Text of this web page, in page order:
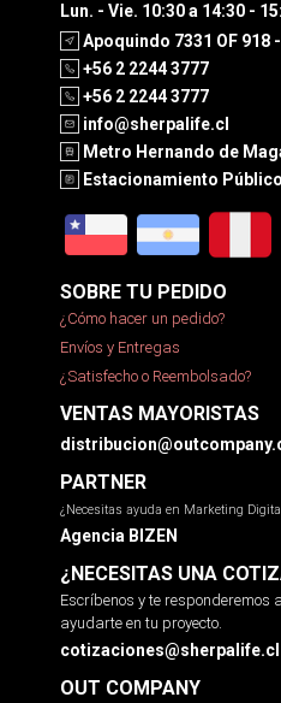
Lun. - Vie. 10:30 a 14:30 -
Apoquindo 7331 OF 918
+56 2 2244 3777
+56 2 2244 3777
info@sherpalife.cl
Metro Hernando de
Estacionamiento Público
SOBRE TU PEDIDO
¿Cómo hacer un pedido?
Envíos y Entregas
¿Satisfecho o Reembolsado?
VENTAS MAYORISTAS
PARTNER
¿Necesitas ayuda en Marketing
Agencia BIZEN
¿NECESITAS UNA
Escríbenos y te
ayudarte en tu proyecto.
cotizaciones@sherpalife.cl
OUT COMPANY